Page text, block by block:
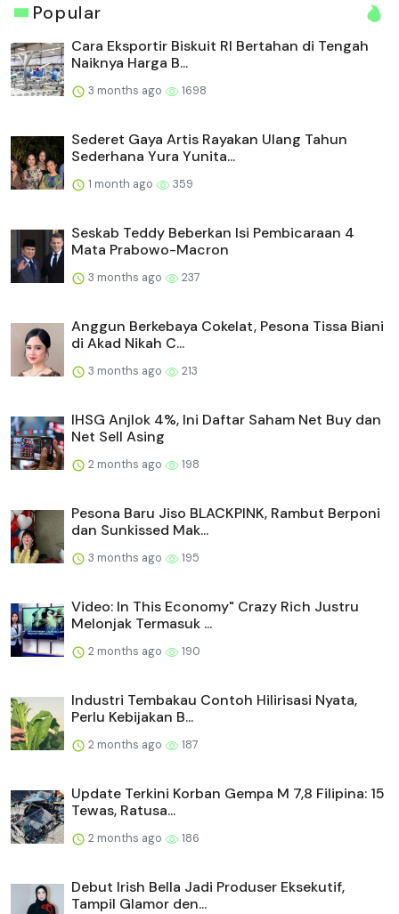
Popular
Cara Eksportir Biskuit RI Bertahan di Tengah
Naiknya Harga B...
3 months ago 1698
Sederet Gaya Artis Rayakan Ulang Tahun
Sederhana Yura Yunita...
1 month ago 359
Seskab Teddy Beberkan Isi Pembicaraan 4
Mata Prabowo-Macron
3 months ago 237
Anggun Berkebaya Cokelat, Pesona Tissa Biani
di Akad Nikah C...
3 months ago 213
IHSG Anjlok 4%, Ini Daftar Saham Net Buy dan
Net Sell Asing
2 months ago 198
Pesona Baru Jiso BLACKPINK, Rambut Berponi
dan Sunkissed Mak...
3 months ago 195
Video: In This Economy" Crazy Rich Justru
Melonjak Termasuk ...
2 months ago 190
Industri Tembakau Contoh Hilirisasi Nyata,
Perlu Kebijakan B...
2 months ago 187
Update Terkini Korban Gempa M 7,8 Filipina: 15
Tewas, Ratusa...
2 months ago 186
Debut Irish Bella Jadi Produser Eksekutif,
Tampil Glamor den...